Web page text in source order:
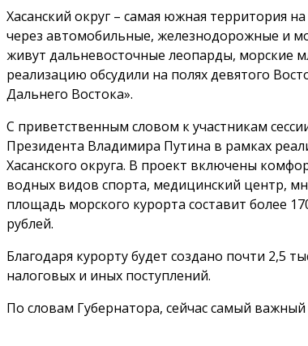
Хасанский округ – самая южная территория
через автомобильные, железнодорожные и
живут дальневосточные леопарды, морские
реализацию обсудили на полях девятого
Дальнего Востока».
С приветственным словом к участникам
Президента Владимира Путина в рамках
Хасанского округа. В проект включены
водных видов спорта, медицинский центр,
площадь морского курорта составит более
рублей.
Благодаря курорту будет создано почти 2,5
налоговых и иных поступлений.
По словам Губернатора, сейчас самый